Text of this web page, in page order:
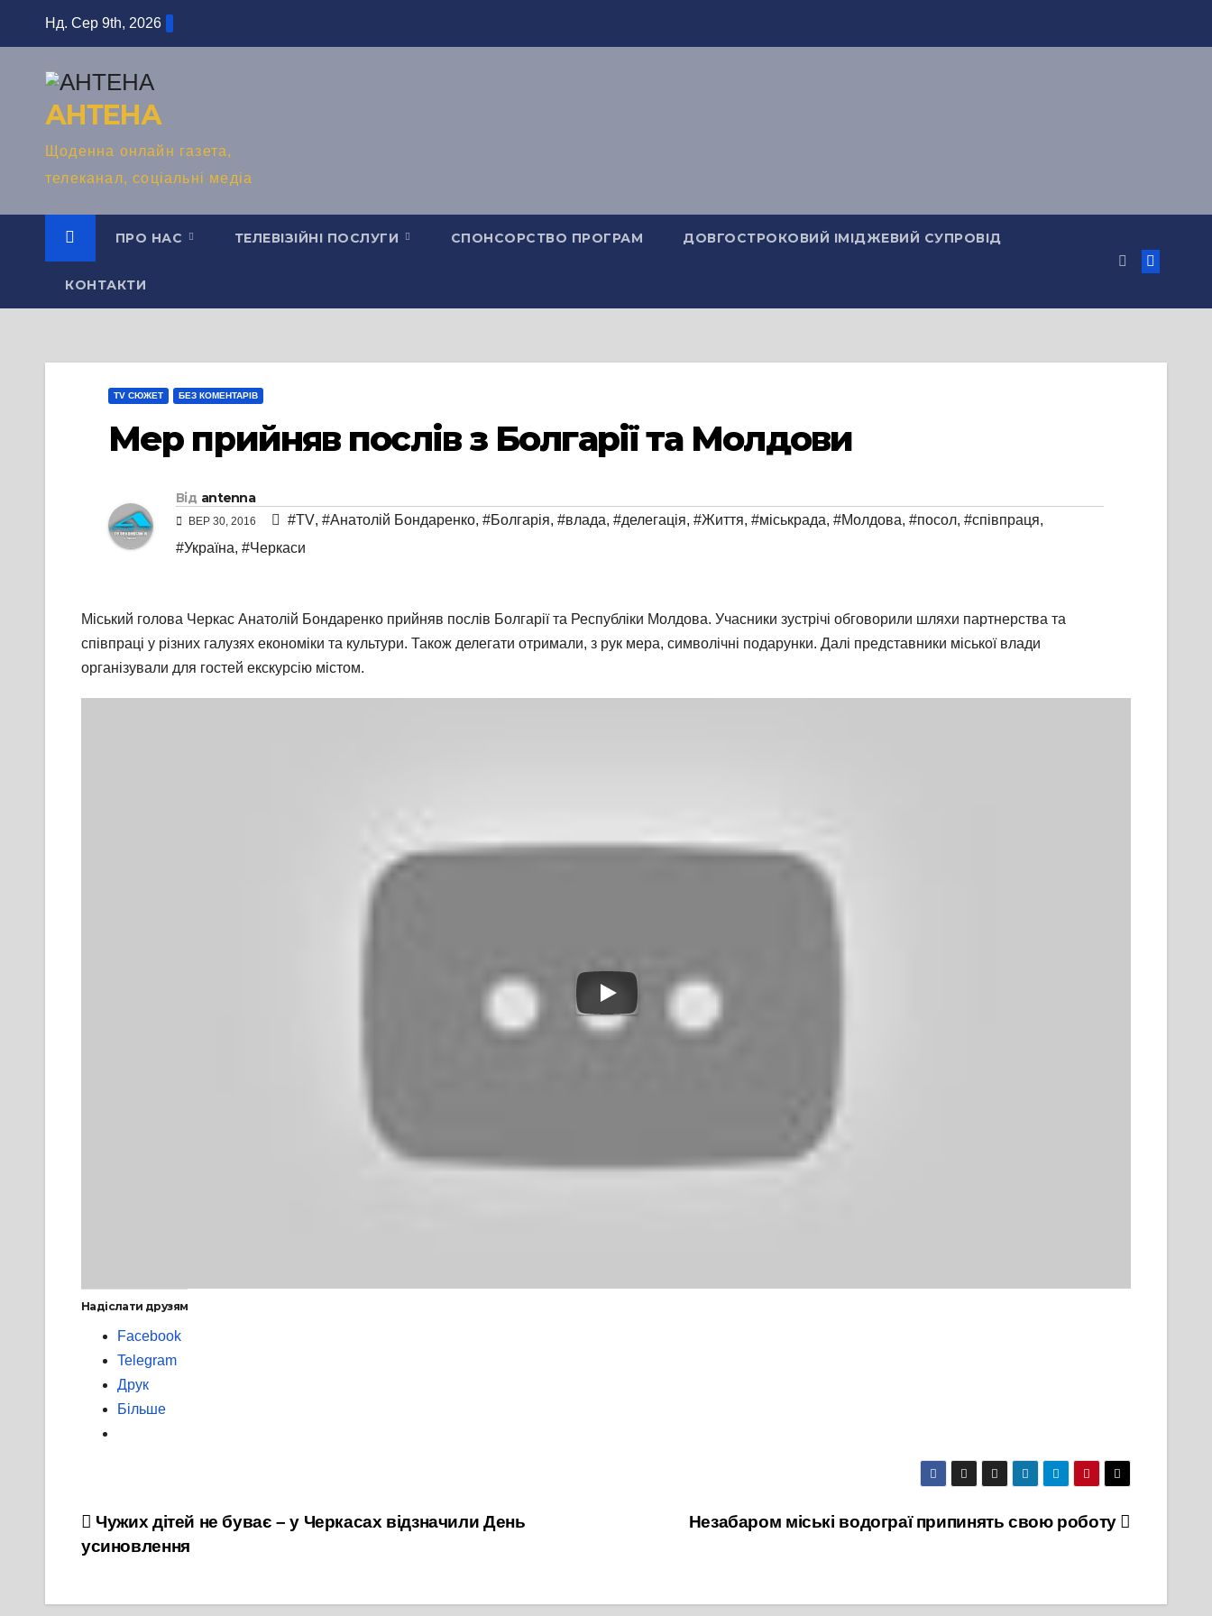
Нд. Сер 9th, 2026
АНТЕНА
Щоденна онлайн газета,
телеканал, соціальні медіа
ПРО НАС ТЕЛЕВІЗІЙНІ ПОСЛУГИ СПОНСОРСТВО ПРОГРАМ ДОВГОСТРОКОВИЙ ІМІДЖЕВИЙ СУПРОВІД
КОНТАКТИ
TV СЮЖЕТ БЕЗ КОМЕНТАРІВ
Мер прийняв послів з Болгарії та Молдови
Від antenna
ВЕР 30, 2016 #TV, #Анатолій Бондаренко, #Болгарія, #влада, #делегація, #Життя, #міськрада, #Молдова, #посол, #співпраця,
#Україна, #Черкаси
Міський голова Черкас Анатолій Бондаренко прийняв послів Болгарії та Республіки Молдова. Учасники зустрічі обговорили шляхи партнерства та
співпраці у різних галузях економіки та культури. Також делегати отримали, з рук мера, символічні подарунки. Далі представники міської влади
організували для гостей екскурсію містом.
Надіслати друзям
Facebook
Telegram
Друк
Більше
Навігація
записів
Незабаром міські водограї припинять свою роботу
Чужих дітей не буває – у Черкасах відзначили День
усиновлення